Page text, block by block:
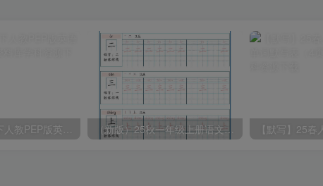
（新版）25秋一年级上册语文生字字帖（100字）